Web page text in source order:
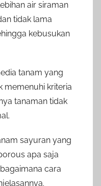
air siraman
tidak lama
kebusukan
tanam yang
memenuhi kriteria
tanaman tidak
sayuran yang
apa saja
cara